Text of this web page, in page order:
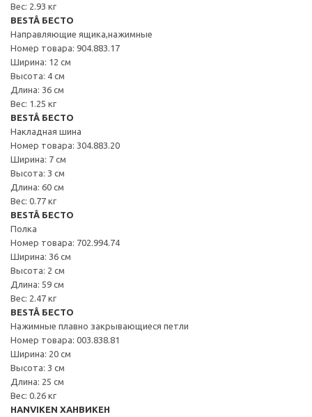
Вес: 2.93 кг
BESTÅ БЕСТО
Направляющие ящика,нажимные
Номер товара: 904.883.17
Ширина: 12 см
Высота: 4 см
Длина: 36 см
Вес: 1.25 кг
BESTÅ БЕСТО
Накладная шина
Номер товара: 304.883.20
Ширина: 7 см
Высота: 3 см
Длина: 60 см
Вес: 0.77 кг
BESTÅ БЕСТО
Полка
Номер товара: 702.994.74
Ширина: 36 см
Высота: 2 см
Длина: 59 см
Вес: 2.47 кг
BESTÅ БЕСТО
Нажимные плавно закрывающиеся петли
Номер товара: 003.838.81
Ширина: 20 см
Высота: 3 см
Длина: 25 см
Вес: 0.26 кг
HANVIKEN ХАНВИКЕН